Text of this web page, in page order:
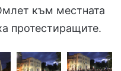
към местната
протестиращите.